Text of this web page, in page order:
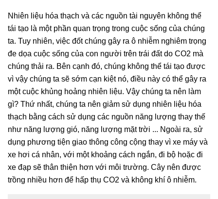
Nhiên liệu hóa thạch và các nguồn tài nguyên không thể
tái tạo là một phần quan trọng trong cuộc sống của chúng
ta. Tuy nhiên, việc đốt chúng gây ra ô nhiễm nghiêm trọng
đe dọa cuộc sống của con người trên trái đất do CO2 mà
chúng thải ra. Bên cạnh đó, chúng không thể tái tạo được
vì vậy chúng ta sẽ sớm cạn kiệt nó, điều này có thể gây ra
một cuộc khủng hoảng nhiên liệu. Vậy chúng ta nên làm
gì? Thứ nhất, chúng ta nên giảm sử dụng nhiên liệu hóa
thạch bằng cách sử dụng các nguồn năng lượng thay thế
như năng lượng gió, năng lượng mặt trời ... Ngoài ra, sử
dụng phương tiện giao thông công cộng thay vì xe máy và
xe hơi cá nhân, với một khoảng cách ngắn, đi bộ hoặc đi
xe đạp sẽ thân thiện hơn với môi trường. Cây nên được
trồng nhiều hơn để hấp thụ CO2 và không khí ô nhiễm.